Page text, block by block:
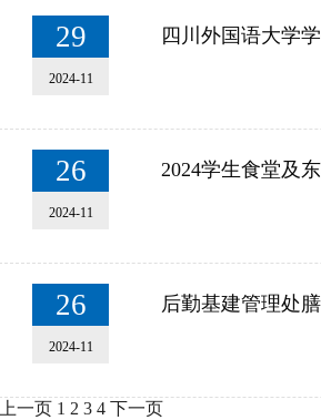
29
2024-11
四川外国语大学
26
2024-11
2024学生食堂及
26
2024-11
后勤基建管理处
上一页 1 2 3 4 下一页